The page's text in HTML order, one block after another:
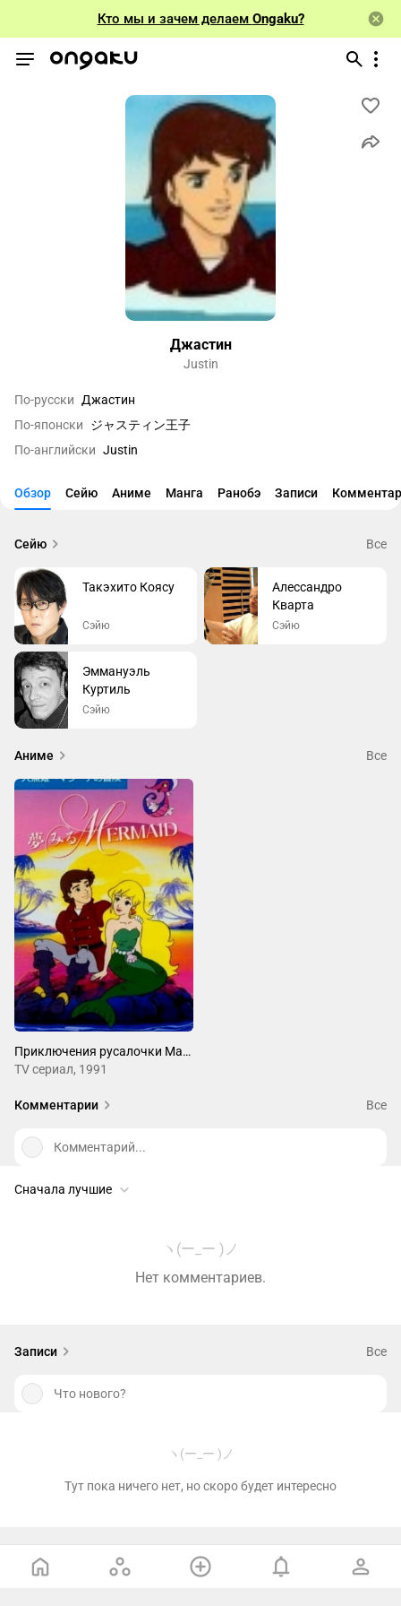
Кто мы и зачем делаем Ongaku?
Джастин
Justin
По-русски
Джастин
По-японски
ジャスティン王子
По-английски Justin
Обзор Сейю Аниме Манга Ранобэ Записи
Сейю Все
Такэхито Коясу
Сэйю
Алессандро
Кварта
Сэйю
Эммануэль
Куртиль
Сэйю
Аниме Все
Приключения русалочки Марины
ТV сериал, 1991
Комментарии Все
Комментарий...
Сначала лучшие
ヽ(ー_ー )ノ
Нет комментариев.
Записи Все
Что нового?
ヽ(ー_ー )ノ
Тут пока ничего нет, но скоро будет интересно